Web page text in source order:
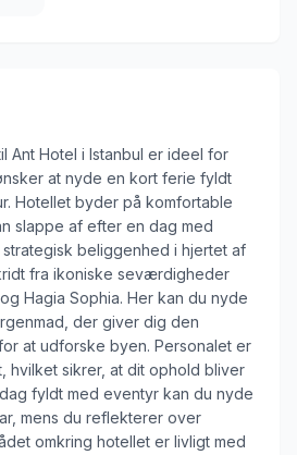
Ant Hotel i Istanbul er ideel for
at nyde en kort ferie fyldt
Hotellet byder på komfortable
slappe af efter en dag med
beliggenhed i hjertet af
fra ikoniske seværdigheder
Hagia Sophia. Her kan du nyde
der giver dig den
at udforske byen. Personalet er
hvilket sikrer, at dit ophold bliver
fyldt med eventyr kan du nyde
mens du reflekterer over
omkring hotellet er livligt med